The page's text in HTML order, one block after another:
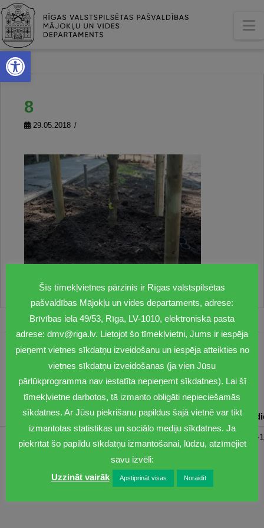
Open toolbar
8
29.05.2018
1201
dmv@riga.lv
Pirmdiena Otrdiena Trešdiena Ceturtdiena
08:00-
Šīs tīmekļvietnes pārzinis ir Rīgas valstspilsētas
pašvaldības Mājokļu un vides departaments, adrese:
Brīvības iela 49/53, Rīga, LV-1010, elektroniskā pasta
adrese: dmv@riga.lv. Lietojot šo tīmekļvietni, Jums ir iespēja
pieņemt vietnes sīkdatņu izveidošanu un iespēja atteikties no
vietnes sīkdatņu izveidošanas (ja vien Jūsu
pārlūkprogramma nav iestatīta nepieņemt sīkdatnes). Lai šī
tīmekļvietne darbotos, tā izmanto obligāti nepieciešamās
sīkdatnes. Ar Jūsu piekrišanu papildus šajā vietnē var tikt
izmantotas statistikas un sociālo mediju sīkdatnes. Ja
piekrītat šo papildu sīkdatņu izmantošanai, lūdzu, atzīmējiet
savu izvēli:
Uzzināt vairāk
Apstiprināt visas Noraidīt